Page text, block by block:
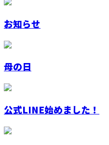
お知らせ
母の日
公式LINE始めました！